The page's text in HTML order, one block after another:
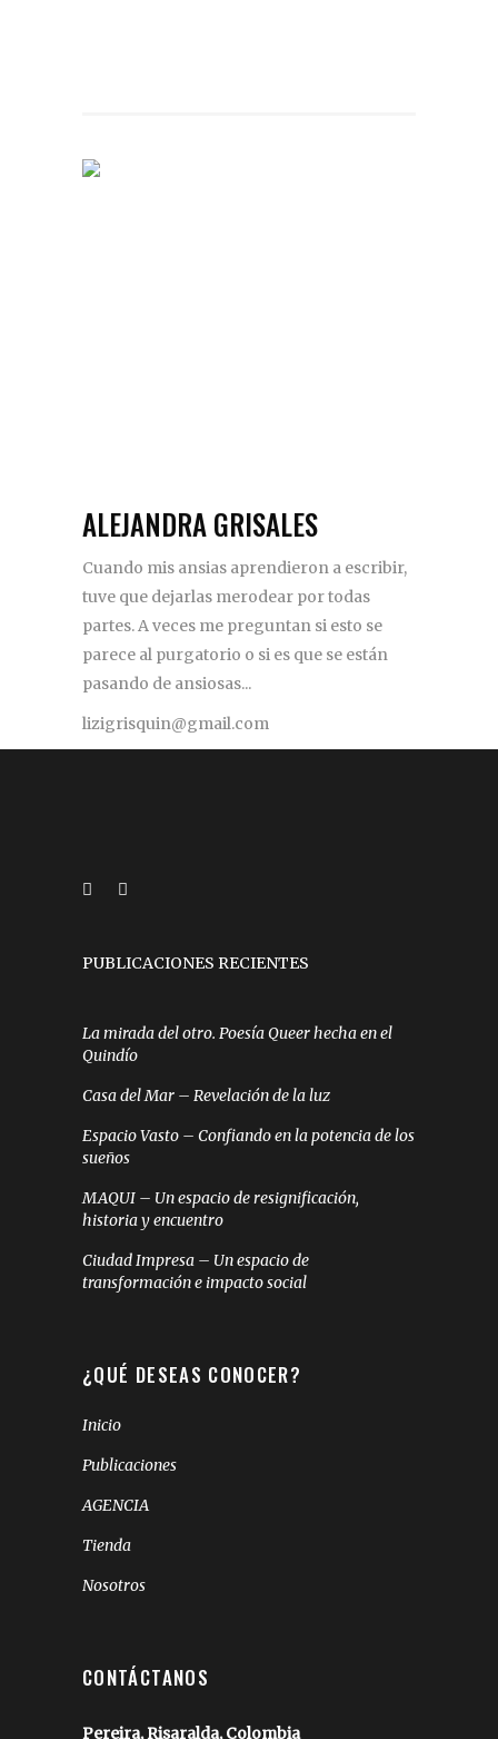
ALEJANDRA GRISALES
Cuando mis ansias aprendieron a escribir,
tuve que dejarlas merodear por todas
partes. A veces me preguntan si esto se
parece al purgatorio o si es que se están
pasando de ansiosas...
lizigrisquin@gmail.com
PUBLICACIONES RECIENTES
La mirada del otro. Poesía Queer hecha en el
Quindío
Casa del Mar – Revelación de la luz
Espacio Vasto – Confiando en la potencia de los
sueños
MAQUI – Un espacio de resignificación,
historia y encuentro
Ciudad Impresa – Un espacio de
transformación e impacto social
¿QUÉ DESEAS CONOCER?
Inicio
Publicaciones
AGENCIA
Tienda
Nosotros
CONTÁCTANOS
Pereira, Risaralda, Colombia